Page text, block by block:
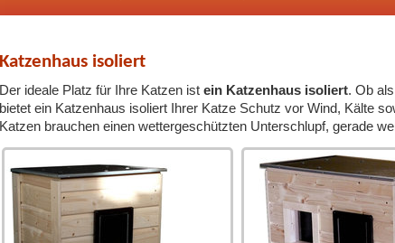
Katzenhaus isoliert
Der ideale Platz für Ihre Katzen ist ein Katzenhaus isoliert. Ob
bietet ein Katzenhaus isoliert Ihrer Katze Schutz vor Wind, Kälte
Katzen brauchen einen wettergeschützten Unterschlupf, gerade